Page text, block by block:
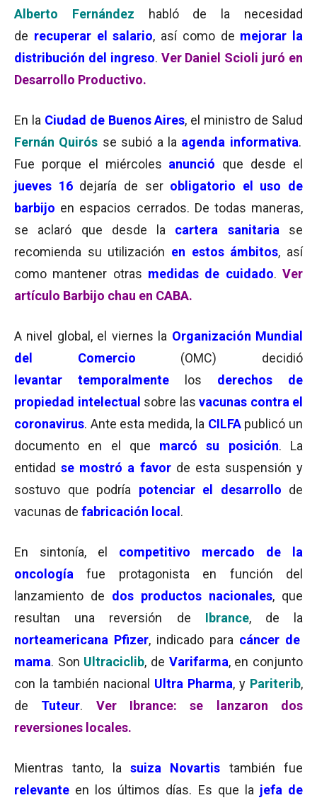
Alberto Fernández habló de la necesidad
de recuperar el salario, así como de mejorar la
distribución del ingreso. Ver Daniel Scioli juró en
Desarrollo Productivo.
En la Ciudad de Buenos Aires, el ministro de Salud
Fernán Quirós se subió a la agenda informativa.
Fue porque el miércoles anunció que desde el
jueves 16dejaría de ser obligatorio el uso de
barbijo en espacios cerrados. De todas maneras,
se aclaró que desde la cartera sanitaria se
recomienda su utilización en estos ámbitos, así
como mantener otras medidas de cuidado.Ver
artículo Barbijo chau en CABA.
A nivel global, el viernes la Organización Mundial
del Comercio (OMC) decidió
levantar temporalmente los
derechos de
propiedad intelectual sobre las vacunas contra el
coronavirus. Ante esta medida, la CILFApublicó un
documento en el que marcó su posición. La
entidadse mostró a favor de esta suspensión y
sostuvo que podría potenciar el desarrollo de
vacunas de fabricación local .
En sintonía, el
competitivo mercado de la
oncología fue protagonista en función del
lanzamiento de dos productos nacionales, que
resultan una reversión de Ibrance, de la
norteamericana Pfizer, indicado para cáncer de
mama. Son Ultraciclib, de Varifarma, en conjunto
con la también nacional Ultra Pharma, y Pariterib,
de Tuteur. Ver Ibrance: se lanzaron dos
reversiones locales.
Mientras tanto, la suiza Novartis
también fue
relevante en los últimos días. Es que la jefa de